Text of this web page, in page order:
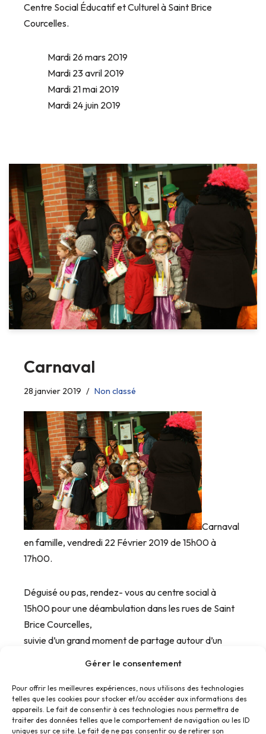
Gérer le consentement
Pour offrir les meilleures expériences, nous utilisons des technologies
telles que les cookies pour stocker et/ou accéder aux informations des
appareils. Le fait de consentir à ces technologies nous permettra de
traiter des données telles que le comportement de navigation ou les ID
uniques sur ce site. Le fait de ne pas consentir ou de retirer son
Centre Social Éducatif et Culturel à Saint Brice
Courcelles.
Mardi 26 mars 2019
Mardi 23 avril 2019
Mardi 21 mai 2019
Mardi 24 juin 2019
Carnaval
28 janvier 2019 Non classé
Carnaval
en famille, vendredi 22 Février 2019 de 15h00 à
17h00.
Déguisé ou pas, rendez- vous au centre social à
15h00 pour une déambulation dans les rues de Saint
Brice Courcelles,
suivie d’un grand moment de partage autour d’un